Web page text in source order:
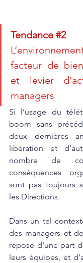
Tendance #2
facteur de
et levier
managers
Si l’usage du
boom sans
deux dernières
libération et
nombre de
conséquences
sont pas toujours
les Directions.
Dans un tel
des managers et
repose d'une part
leurs équipes, et